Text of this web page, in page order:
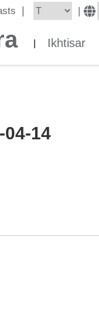
|
Ikhtisar
04-14